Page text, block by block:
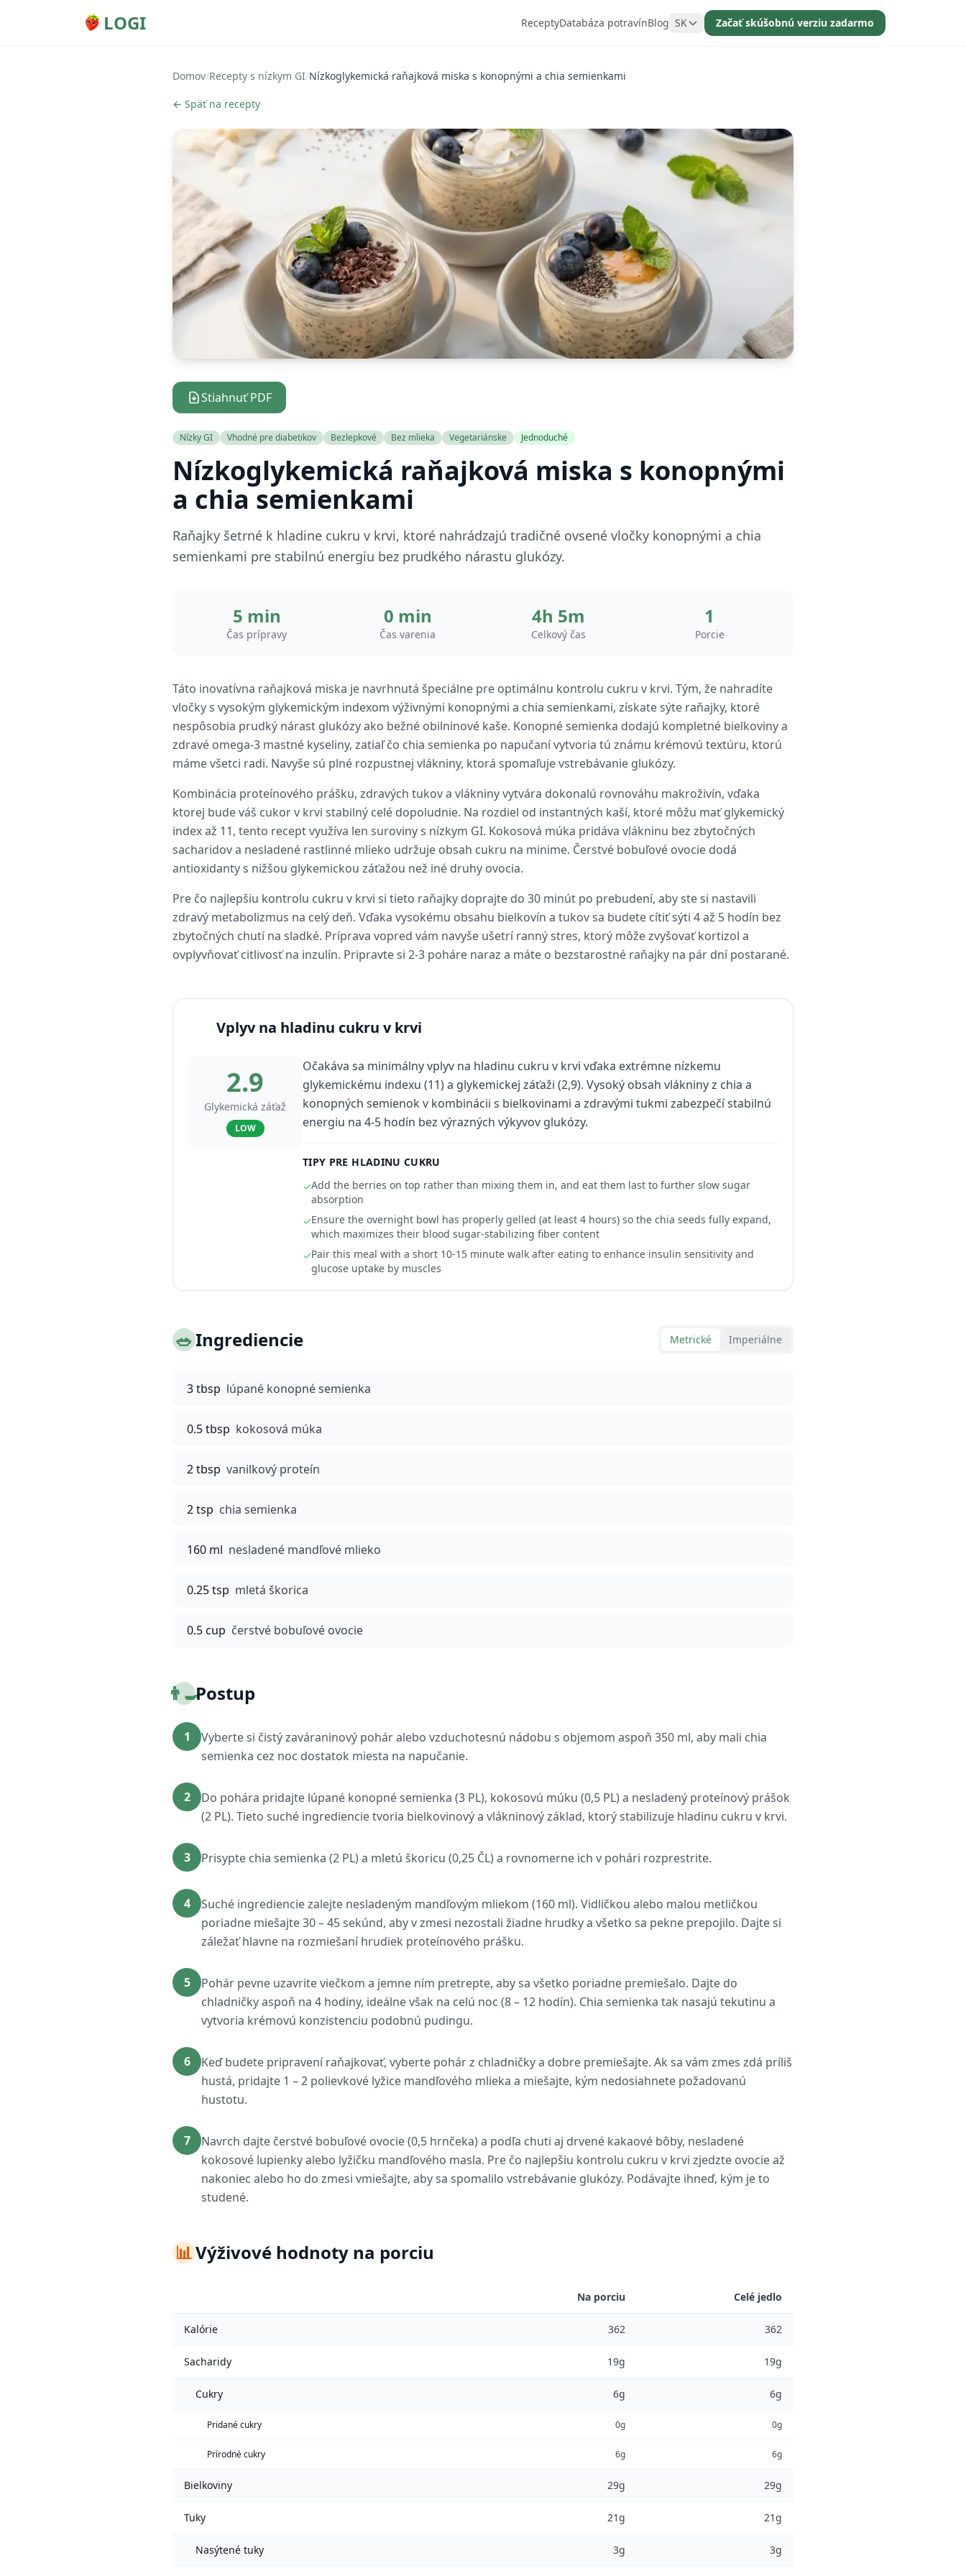
LOGI ReceptyDatabáza potravínBlog SK Začať skúšobnú verziu zadarmo
Domov/Recepty s nízkym GI/Nízkoglykemická raňajková miska s konopnými a chia semienkami
← Späť na recepty
Stiahnuť PDF
Nízky GI Vhodné pre diabetikov Bezlepkové Bez mlieka Vegetariánske Jednoduché
Nízkoglykemická raňajková miska s konopnými
a chia semienkami
Raňajky šetrné k hladine cukru v krvi, ktoré nahrádzajú tradičné ovsené vločky konopnými a chia
semienkami pre stabilnú energiu bez prudkého nárastu glukózy.
5 min
Čas prípravy
0 min
Čas varenia
4h 5m
Celkový čas
1
Porcie
Táto inovatívna raňajková miska je navrhnutá špeciálne pre optimálnu kontrolu cukru v krvi. Tým, že nahradíte
vločky s vysokým glykemickým indexom výživnými konopnými a chia semienkami, získate sýte raňajky, ktoré
nespôsobia prudký nárast glukózy ako bežné obilninové kaše. Konopné semienka dodajú kompletné bielkoviny a
zdravé omega-3 mastné kyseliny, zatiaľ čo chia semienka po napučaní vytvoria tú známu krémovú textúru, ktorú
máme všetci radi. Navyše sú plné rozpustnej vlákniny, ktorá spomaľuje vstrebávanie glukózy.
Kombinácia proteínového prášku, zdravých tukov a vlákniny vytvára dokonalú rovnováhu makroživín, vďaka
ktorej bude váš cukor v krvi stabilný celé dopoludnie. Na rozdiel od instantných kaší, ktoré môžu mať glykemický
index až 11, tento recept využíva len suroviny s nízkym GI. Kokosová múka pridáva vlákninu bez zbytočných
sacharidov a nesladené rastlinné mlieko udržuje obsah cukru na minime. Čerstvé bobuľové ovocie dodá
antioxidanty s nižšou glykemickou záťažou než iné druhy ovocia.
Pre čo najlepšiu kontrolu cukru v krvi si tieto raňajky doprajte do 30 minút po prebudení, aby ste si nastavili
zdravý metabolizmus na celý deň. Vďaka vysokému obsahu bielkovín a tukov sa budete cítiť sýti 4 až 5 hodín bez
zbytočných chutí na sladké. Príprava vopred vám navyše ušetrí ranný stres, ktorý môže zvyšovať kortizol a
ovplyvňovať citlivosť na inzulín. Pripravte si 2-3 poháre naraz a máte o bezstarostné raňajky na pár dní postarané.
Vplyv na hladinu cukru v krvi
2.9
Glykemická záťaž
LOW
Očakáva sa minimálny vplyv na hladinu cukru v krvi vďaka extrémne nízkemu
glykemickému indexu (11) a glykemickej záťaži (2,9). Vysoký obsah vlákniny z chia a
konopných semienok v kombinácii s bielkovinami a zdravými tukmi zabezpečí stabilnú
energiu na 4-5 hodín bez výrazných výkyvov glukózy.
TIPY PRE HLADINU CUKRU
✓Add the berries on top rather than mixing them in, and eat them last to further slow sugar
absorption
✓Ensure the overnight bowl has properly gelled (at least 4 hours) so the chia seeds fully expand,
which maximizes their blood sugar-stabilizing fiber content
✓Pair this meal with a short 10-15 minute walk after eating to enhance insulin sensitivity and
glucose uptake by muscles
🥗Ingrediencie Metrické Imperiálne
3 tbsp lúpané konopné semienka
0.5 tbsp kokosová múka
2 tbsp vanilkový proteín
2 tsp chia semienka
160 ml nesladené mandľové mlieko
0.25 tsp mletá škorica
0.5 cup čerstvé bobuľové ovocie
👨‍🍳Postup
1
Vyberte si čistý zaváraninový pohár alebo vzduchotesnú nádobu s objemom aspoň 350 ml, aby mali chia
semienka cez noc dostatok miesta na napučanie.
2
Do pohára pridajte lúpané konopné semienka (3 PL), kokosovú múku (0,5 PL) a nesladený proteínový prášok
(2 PL). Tieto suché ingrediencie tvoria bielkovinový a vlákninový základ, ktorý stabilizuje hladinu cukru v krvi.
3 Prisypte chia semienka (2 PL) a mletú škoricu (0,25 ČL) a rovnomerne ich v pohári rozprestrite.
4
Suché ingrediencie zalejte nesladeným mandľovým mliekom (160 ml). Vidličkou alebo malou metličkou
poriadne miešajte 30 – 45 sekúnd, aby v zmesi nezostali žiadne hrudky a všetko sa pekne prepojilo. Dajte si
záležať hlavne na rozmiešaní hrudiek proteínového prášku.
5
Pohár pevne uzavrite viečkom a jemne ním pretrepte, aby sa všetko poriadne premiešalo. Dajte do
chladničky aspoň na 4 hodiny, ideálne však na celú noc (8 – 12 hodín). Chia semienka tak nasajú tekutinu a
vytvoria krémovú konzistenciu podobnú pudingu.
6
Keď budete pripravení raňajkovať, vyberte pohár z chladničky a dobre premiešajte. Ak sa vám zmes zdá príliš
hustá, pridajte 1 – 2 polievkové lyžice mandľového mlieka a miešajte, kým nedosiahnete požadovanú
hustotu.
7
Navrch dajte čerstvé bobuľové ovocie (0,5 hrnčeka) a podľa chuti aj drvené kakaové bôby, nesladené
kokosové lupienky alebo lyžičku mandľového masla. Pre čo najlepšiu kontrolu cukru v krvi zjedzte ovocie až
nakoniec alebo ho do zmesi vmiešajte, aby sa spomalilo vstrebávanie glukózy. Podávajte ihneď, kým je to
studené.
📊Výživové hodnoty na porciu
Na porciu Celé jedlo
Kalórie 362 362
Sacharidy 19g 19g
Cukry 6g 6g
Pridané cukry 0g 0g
Prírodné cukry 6g 6g
Bielkoviny 29g 29g
Tuky 21g 21g
Nasýtené tuky 3g 3g